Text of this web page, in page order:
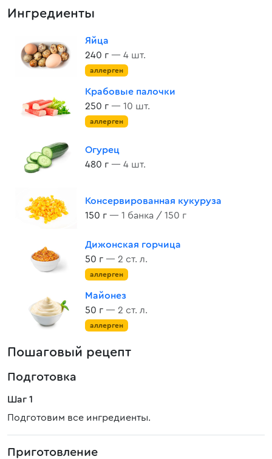
Ингредиенты
Яйца
240 г — 4 шт.
аллерген
Крабовые палочки
250 г — 10 шт.
аллерген
Огурец
480 г — 4 шт.
Консервированная кукуруза
150 г — 1 банка / 150 г
Дижонская горчица
50 г — 2 ст. л.
аллерген
Майонез
50 г — 2 ст. л.
аллерген
Пошаговый рецепт
Подготовка
Шаг 1
Подготовим все ингредиенты.
Приготовление